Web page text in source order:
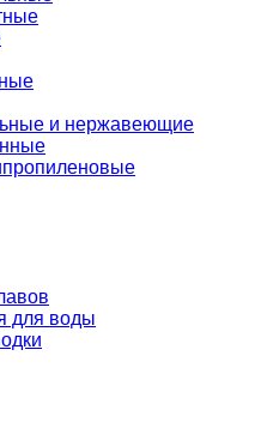
и нержавеющие
для воды